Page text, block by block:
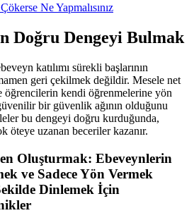
Ne Yapmalısınız
Doğru Dengeyi Bulmak
katılımı sürekli başlarının
geri çekilmek değildir. Mesele net
öğrencilerin kendi öğrenmelerine yön
bir güvenlik ağının olduğunu
bu dengeyi doğru kurduğunda,
öteye uzanan beceriler kazanır.
Oluşturmak: Ebeveynlerin
ve Sadece Yön Vermek
Dinlemek İçin